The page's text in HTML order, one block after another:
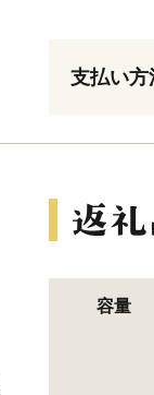
支払い方
容量